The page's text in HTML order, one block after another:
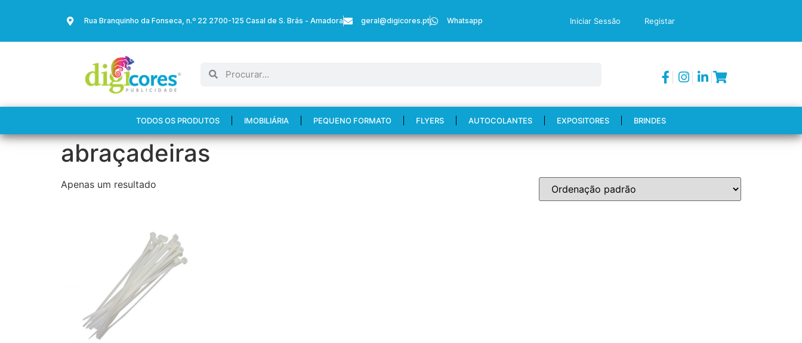
Rua Branquinho da Fonseca, n.º 22 2700-125 Casal de S. Brás - Amadora geral@digicores.pt Whatsapp Iniciar Sessão Registar
TODOS OS PRODUTOS IMOBILIÁRIA PEQUENO FORMATO FLYERS AUTOCOLANTES EXPOSITORES BRINDES
abraçadeiras
Apenas um resultado